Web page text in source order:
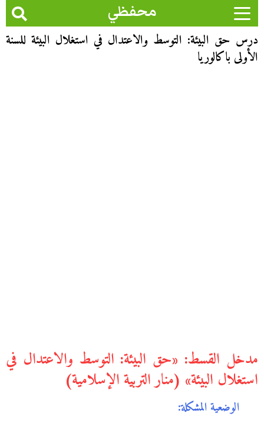
محفظي
درس حق البيئة: التوسط والاعتدال في استغلال البيئة للسنة
الأولى باكالوريا
مدخل القسط: «حق البيئة: التوسط والاعتدال في
استغلال البيئة» (منار التربية الإسلامية)
الوضعية المشكلة: